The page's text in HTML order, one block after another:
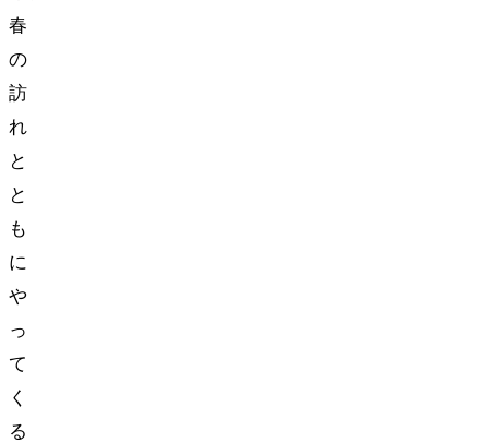
春
の
訪
れ
と
と
も
に
や
っ
て
く
る